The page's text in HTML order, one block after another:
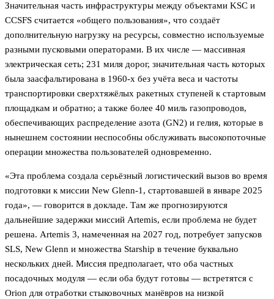
Значительная часть инфраструктуры между объектами KSC и
CCSFS считается «общего пользования», что создаёт
дополнительную нагрузку на ресурсы, совместно используемые
разными пусковыми операторами. В их числе — массивная
электрическая сеть; 231 миля дорог, значительная часть которых
была заасфальтирована в 1960-х без учёта веса и частоты
транспортировки сверхтяжёлых ракетных ступеней к стартовым
площадкам и обратно; а также более 40 миль газопроводов,
обеспечивающих распределение азота (GN2) и гелия, которые в
нынешнем состоянии неспособны обслуживать высокопоточные
операции множества пользователей одновременно.
«Эта проблема создала серьёзный логистический вызов во время
подготовки к миссии New Glenn-1, стартовавшей в январе 2025
года», — говорится в докладе. Там же прогнозируются
дальнейшие задержки миссий Artemis, если проблема не будет
решена. Artemis 3, намеченная на 2027 год, потребует запусков
SLS, New Glenn и множества Starship в течение буквально
нескольких дней. Миссия предполагает, что оба частных
посадочных модуля — если оба будут готовы — встретятся с
Orion для отработки стыковочных манёвров на низкой